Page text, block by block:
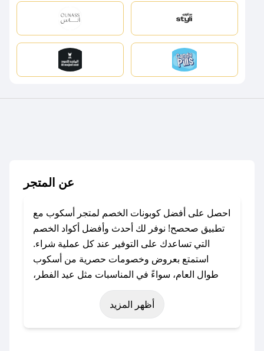
عن المتجر
احصل على أفضل كوبونات الخصم لمتجر أسكوب مع
تطبيق صحصح! نوفر لك أحدث وأفضل أكواد الخصم
التي تساعدك على التوفير عند كل عملية شراء.
استمتع بعروض وخصومات حصرية من أسكوب
طوال العام، سواءً في المناسبات مثل عيد الفطر،
عيد الأضحى، الجمعة البيضاء (شهر نوفمبر)، رمضان،
اليوم الوطني، يوم التأسيس، أو حتى عروض خاصة
أظهر المزيد